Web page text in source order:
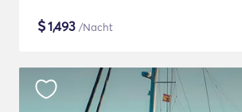
$1,493 /Nacht